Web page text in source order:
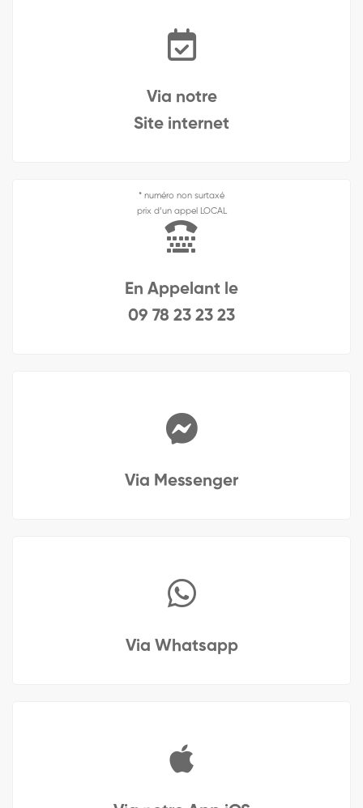
Via notre
Site internet
* numéro non surtaxé
prix d’un appel LOCAL
En Appelant le
09 78 23 23 23
Via Messenger
Via Whatsapp